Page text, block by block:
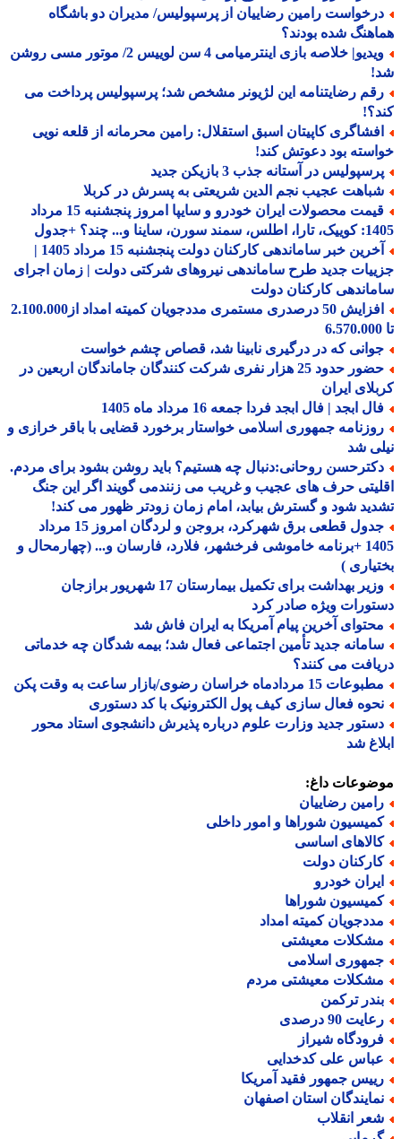
رامین رضاییان از پرسپولیس/ مدیران دو باشگاه
شده بودند؟
ویدیو| خلاصه بازی اینترمیامی 4 سن لوییس 2/ موتور مسی روشن
رضایتنامه این لژیونر مشخص شد؛ پرسپولیس پرداخت می
کاپیتان اسبق استقلال: رامین محرمانه از قلعه نویی
بود دعوتش کند!
در آستانه جذب 3 بازیکن جدید
عجیب نجم الدین شریعتی به پسرش در کربلا
قیمت محصولات ایران خودرو و سایپا امروز پنجشنبه 15 مرداد
ساینا و... چند؟ +جدول
آخرین خبر ساماندهی کارکنان دولت پنجشنبه 15 مرداد 1405 |
جدید طرح ساماندهی نیروهای شرکتی دولت | زمان اجرای
کارکنان دولت
افزایش 50 درصدری مستمری مددجویان کمیته امداد از2.100.000
که در درگیری نابینا شد، قصاص چشم خواست
حضور حدود 25 هزار نفری شرکت کنندگان جاماندگان اربعین در
ایران
ابجد | فال ابجد فردا جمعه 16 مرداد ماه 1405
جمهوری اسلامی خواستار برخورد قضایی با باقر خرازی و
شد
روحانی:دنبال چه هستیم؟ باید روشن بشود برای مردم.
حرف های عجیب و غریب می زنندمی گویند اگر این جنگ
شود و گسترش بیابد، امام زمان زودتر ظهور می کند!
جدول قطعی برق شهرکرد، بروجن و لردگان امروز 15 مرداد
1405 +برنامه خاموشی فرخشهر، فلارد، فارسان و... (چهارمحال و
)
وزیر بهداشت برای تکمیل بیمارستان 17 شهریور برازجان
ویژه صادر کرد
آخرین پیام آمریکا به ایران فاش شد
جدید تأمین اجتماعی فعال شد؛ بیمه شدگان چه خدماتی
می کنند؟
15 مردادماه خراسان رضوی/بازار ساعت به وقت پکن
فعال سازی کیف پول الکترونیک با کد دستوری
جدید وزارت علوم درباره پذیرش دانشجوی استاد محور
شد
داغ:
رضاییان
شوراها و امور داخلی
اساسی
دولت
خودرو
شوراها
کمیته امداد
معیشتی
اسلامی
معیشتی مردم
ترکمن
90 درصدی
شیراز
علی کدخدایی
جمهور فقید آمریکا
استان اصفهان
انقلاب